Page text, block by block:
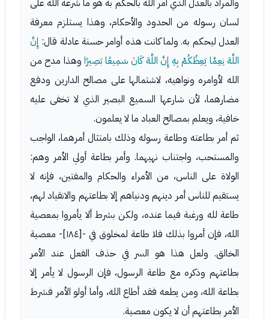
والمراد بالعدل الذي أمر الله بالحكم به هو ما شرعه الله على
لسان رسوله من الحدود والأحكام، وهذا يستلزم معرفة
العدل ليحكم به. ولما كانت هذه أوامر حسنة عادلة قال: إِنَّ
اللَّهَ نِعِمَّا يَعِظُكُمْ بِهِ إِنَّ اللَّهَ كَانَ سَمِيعًا بَصِيرًا وهذا مدح من
الله لأوامره ونواهيه، لاشتمالها على مصالح الدارين ودفع
مضارهما، لأن شارعها السميع البصير الذي لا تخفى عليه
خافية، ويعلم بمصالح العباد ما لا يعلمون.
ثم أمر بطاعته وطاعة رسوله وذلك بامتثال أمرهما، الواجب
والمستحب، واجتناب نهيهما. وأمر بطاعة أولي الأمر وهم:
الولاة على الناس، من الأمراء والحكام والمفتين، فإنه لا
يستقيم للناس أمر دينهم ودنياهم إلا بطاعتهم والانقياد لهم،
طاعة لله ورغبة فيما عنده، ولكن بشرط ألا يأمروا بمعصية
الله، فإن أمروا بذلك فلا طاعة لمخلوق في -[١٨٤]- معصية
الخالق. ولعل هذا هو السر في حذف الفعل عند الأمر
بطاعتهم وذكره مع طاعة الرسول، فإن الرسول لا يأمر إلا
بطاعة الله، ومن يطعه فقد أطاع الله، وأما أولو الأمر فشرط
الأمر بطاعتهم أن لا يكون معصية.